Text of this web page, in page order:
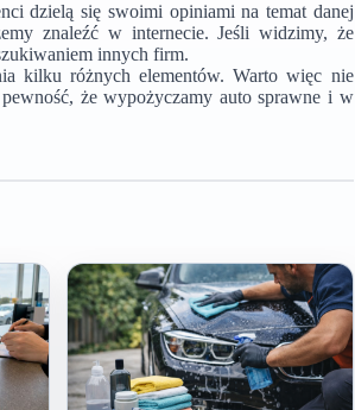
dzielą się swoimi opiniami na temat danej
znaleźć w internecie. Jeśli widzimy, że
innych firm.
kilku różnych elementów. Warto więc nie
że wypożyczamy auto sprawne i w